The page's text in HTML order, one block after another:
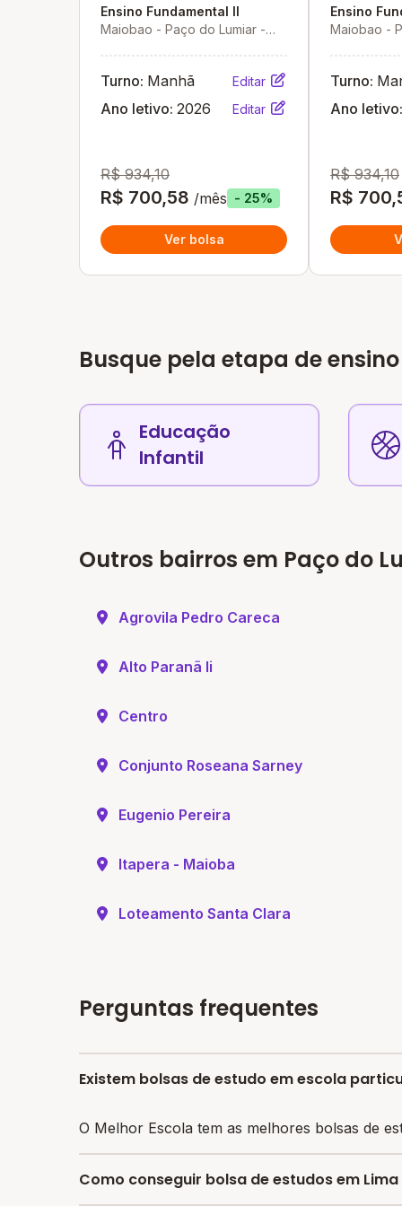
Ensino Fundamental II
Maiobao - Paço do Lumiar -
Turno: Manhã Editar
Ano letivo: 2026 Editar
R$ 934,10
R$ 700,58 /mês - 25%
Ver bolsa
Ensino
Maiobao -
Turno:
Ano
R$ 934,10
R$
Busque pela etapa de ensino
Educação
Infantil
Outros bairros em Paço do
Agrovila Pedro Careca
Alto Paranã Ii
Centro
Conjunto Roseana Sarney
Eugenio Pereira
Itapera - Maioba
Loteamento Santa Clara
Perguntas frequentes
Existem bolsas de estudo em escola
O Melhor Escola tem as melhores bolsas de
Como conseguir bolsa de estudos em